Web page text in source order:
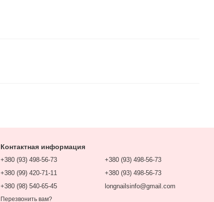
Контактная информация
+380 (93) 498-56-73
+380 (99) 420-71-11
+380 (98) 540-65-45
Перезвонить вам?
+380 (93) 498-56-73
+380 (93) 498-56-73
longnailsinfo@gmail.com